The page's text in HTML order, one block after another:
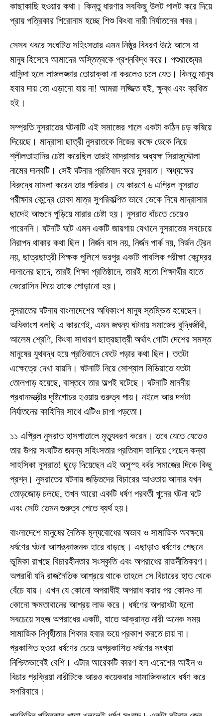
কাছাকাছি হওয়ার কথা। কিন্তু ধারণার সবকিছু উলট পালট করে দিয়ে
প্রায় পত্রিকার শিরোনাম হচ্ছে শিশু কিংবা নারী নির্যাতনের খবর।
সেসব খবরে সংঘটিত সহিংসতার এমন নিষ্ঠুর বিবরণ উঠে আসে যা
মানুষ হিসেবে আমাদের অস্তিত্বকে প্রশ্নবিদ্ধ করে। পশুরাজ্যের
বাসিন্দা হলে লাজলজ্জার তোয়াক্কা না করলেও চলে যেত। কিন্তু মানুষ
হবার দায় তো এড়ানো যায় না! আমরা লজ্জিত হই, ক্ষুব্ধ এবং ব্যথিত
হই।
সম্প্রতি নুসরাতের ঘটনাটি এই সমাজের গালে একটা কঠিন চড় কষিয়ে
দিয়েছে। মাদ্রাসা ছাত্রী নুসরাতকে নিজের কক্ষে ডেকে নিয়ে
শ্লীলতাহানির চেষ্টা করেছিল তারই মাদ্রাসার অধ্যক্ষ সিরাজুদ্দৌলা
নামের দানবটি। সেই ঘটনার প্রতিবাদ করে নুসরাত। অধ্যক্ষের
বিরুদ্ধে মামলা করেন তার পরিবার। যে কারণে ৬ এপ্রিল নুসরাত
পরীক্ষার কেন্দ্রে ঢোকা মাত্র সুপরিকল্পিত ভাবে ডেকে নিয়ে মাদ্রাসার
ছাদেই আগুনে পুড়িয়ে মারার চেষ্টা হয়। নুসরাত বাঁচতে চেয়েও
পারেননি। ঘটনটি ঘটে এমন একটি জায়গায় যেখানে নুসরাতের সবচেয়ে
নিরাপদ থাকার কথা ছিল। নির্জন বাস নয়, নির্জন পার্ক নয়, নির্জন ট্রেন
নয়, ছাত্রছাত্রী শিক্ষক পুলিশে ভরপুর একটি পাবলিক পরীক্ষা কেন্দ্রের
দালানের ছাদে, তারই শিক্ষা প্রতিষ্ঠানে, তারই মতো শিক্ষার্থীর হাতে
কেরোসিন দিয়ে তাকে পোড়ানো হয়।
নুসরাতের ঘটনায় বাংলাদেশের অধিকাংশ মানুষ স্তম্ভিত হয়েছেন।
অধিকাংশ বলছি এ কারণেই, এমন জঘন্য ঘটনায় সমাজের বুদ্ধিজীবী,
আলেম শ্রেণি, কিংবা সাধারণ ছাত্রছাত্রী অর্থাৎ গোটা দেশের সমস্ত
মানুষের যুথবদ্ধ হয়ে প্রতিবাদে ফেটে পড়ার কথা ছিল। ততটা
এক্ষেত্রে দেখা যায়নি। ঘটনাটি নিয়ে সোশ্যাল মিডিয়াতে যতটা
তোলপাড় হয়েছে, বাস্তবে তার অল্পই ঘটেছে। ঘটনাটি মাননীয়
প্রধানমন্ত্রীর দৃষ্টিগোচর হওয়ায় গুরুত্ব পায়। নইলে আর দশটা
নির্যাতনের কাহিনির সাথে এটিও চাপা পড়তো।
১১ এপ্রিল নুসরাত হাসপাতালে মৃত্যুবরণ করেন। তবে যেতে যেতেও
তার উপর সংঘটিত জঘন্য সহিংসতার প্রতিবাদ জানিয়ে গেছেন কন্যা
সাহসিকা নুসরাত! ছুড়ে দিয়েছেন এই অসুস্হ বর্বর সমাজের দিকে কিছু
প্রশ্ন। নুসরাতের ঘটনায় জড়িতদের বিচারের আওতায় আনার যখন
তোড়জোড় চলছে, তখন আরো একটি ধর্ষণ পরবর্তী খুনের ঘটনা ঘটে
এবং সেটি তেমন গুরুত্ব পেতে ব্যর্থ হয়।
বাংলাদেশে মানুষের নৈতিক মূল্যবোধের অভাব ও সামাজিক অবক্ষয়ে
ধর্ষণের ঘটনা আশঙ্কাজনক হারে বাড়ছে। এছাড়াও ধর্ষণের পেছনে
ভূমিকা রাখছে বিচারহীনতার সংস্কৃতি এবং অপরাধের রাজনীতিকরণ।
অপরাধী যদি রাজনৈতিক আশ্রয়ে থাকে তাহলে সে বিচারের হাত থেকে
বেঁচে যায়। এখন যে কোনো অপরাধীই অপরাধ করার পর কোনও না
কোনো ক্ষমতাবানের আশ্রয় লাভ করে। ধর্ষণের অপরাধটা হলো
সবচেয়ে সহজ অপরাধের একটি, যাতে আক্রান্ত নারী অনেক সময়
সামাজিক নিগৃহীতার শিকার হবার ভয়ে প্রকাশ করতে চায় না।
প্রকাশিত হওয়া ধর্ষণের চেয়ে অপ্রকাশিত ধর্ষণের সংখ্যা
নিশ্চিতভাবেই বেশি। এটার আরেকটি কারণ হল এদেশের আইন ও
বিচার প্রক্রিয়া নারীটিকে আরও কয়েকবার সামাজিকভাবে ধর্ষণ করে
সপরিবারে।